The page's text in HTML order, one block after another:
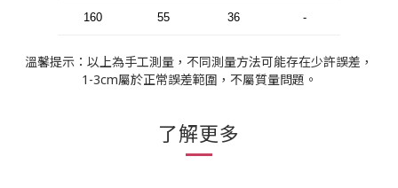
160 55 36 -
溫馨提示：以上為手工測量，不同測量方法可能存在少許誤差，
1-3cm屬於正常誤差範圍，不屬質量問題。
了解更多